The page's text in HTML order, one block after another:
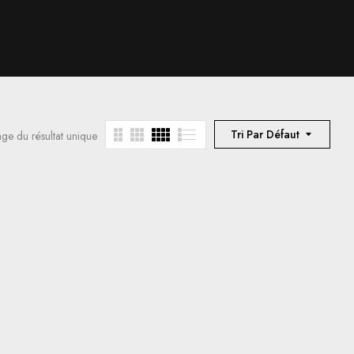
Tri Par Défaut
du résultat unique